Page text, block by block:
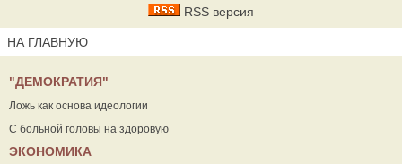
RSS версия
НА ГЛАВНУЮ
"ДЕМОКРАТИЯ"
Ложь как основа идеологии
С больной головы на здоровую
ЭКОНОМИКА